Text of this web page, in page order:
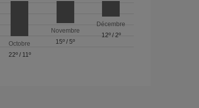
Octobre
22º/ 11º
Novembre
15º /5º
Décembre
12º/ 2º